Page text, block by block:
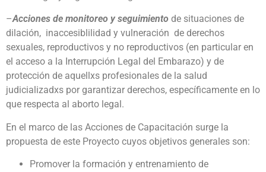
–Acciones de monitoreo y seguimiento de situaciones de
dilación, inaccesiblilidad y vulneración de derechos
sexuales, reproductivos y no reproductivos (en particular en
el acceso a la Interrupción Legal del Embarazo) y de
protección de aquellxs profesionales de la salud
judicializadxs por garantizar derechos, específicamente en lo
que respecta al aborto legal.
En el marco de las Acciones de Capacitación surge la
propuesta de este Proyecto cuyos objetivos generales son:
Promover la formación y entrenamiento de